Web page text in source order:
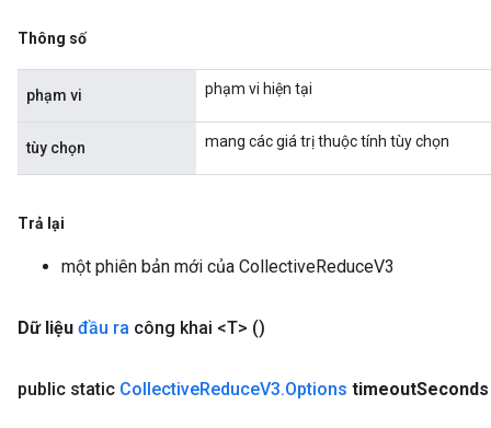
Thông số
phạm vi phạm vi hiện tại
tùy chọn mang các giá trị thuộc tính tùy chọn
Trả lại
một phiên bản mới của CollectiveReduceV3
Dữ liệu đầu ra công khai <T> ()
public static CollectiveReduceV3.Options timeoutSeconds